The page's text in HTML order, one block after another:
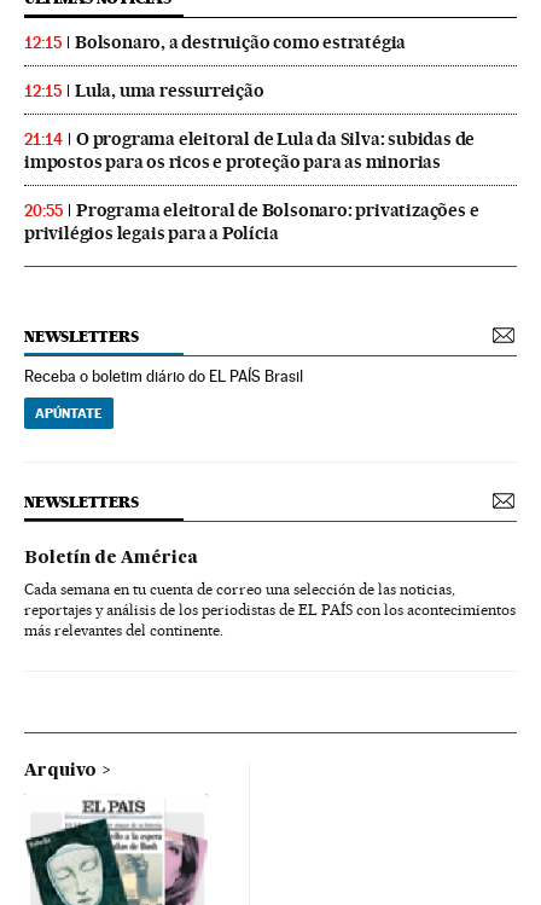
12:15 Bolsonaro, a destruição como estratégia
12:15 Lula, uma ressurreição
21:14
O programa eleitoral de Lula da Silva: subidas de
impostos para os ricos e proteção para as minorias
20:55
Programa eleitoral de Bolsonaro: privatizações e
privilégios legais para a Polícia
NEWSLETTERS
Receba o boletim diário do EL PAÍS Brasil
APÚNTATE
NEWSLETTERS
Boletín de América
Cada semana en tu cuenta de correo una selección de las noticias,
reportajes y análisis de los periodistas de EL PAÍS con los acontecimientos
más relevantes del continente.
Arquivo